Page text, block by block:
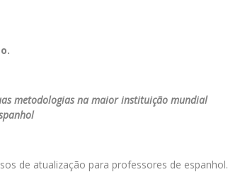
metodologias na maior instituição mundial
de atualização para professores de espanhol.